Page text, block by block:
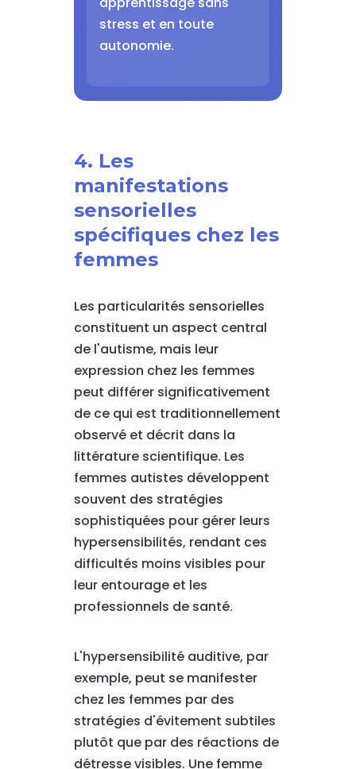
stress et en toute
autonomie.
4. Les
manifestations
sensorielles
spécifiques chez les
femmes
Les particularités sensorielles
constituent un aspect central
de l'autisme, mais leur
expression chez les femmes
peut différer significativement
de ce qui est traditionnellement
observé et décrit dans la
littérature scientifique. Les
femmes autistes développent
souvent des stratégies
sophistiquées pour gérer leurs
hypersensibilités, rendant ces
difficultés moins visibles pour
leur entourage et les
professionnels de santé.
L'hypersensibilité auditive, par
exemple, peut se manifester
chez les femmes par des
stratégies d'évitement subtiles
plutôt que par des réactions de
détresse visibles. Une femme